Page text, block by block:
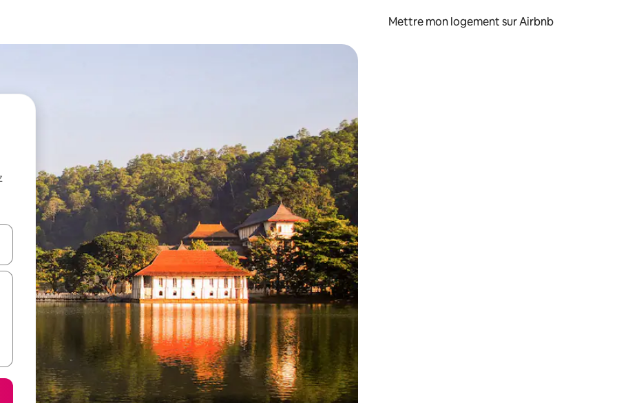
Mettre mon logement sur Airbnb
le haut et vers le bas pour les parcourir ou en appuyant et en faisant glisser.